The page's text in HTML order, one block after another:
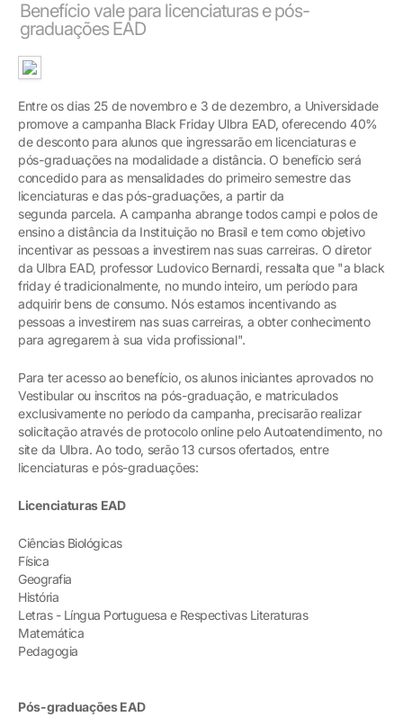
Benefício vale para licenciaturas e pós-
graduações EAD
Entre os dias 25 de novembro e 3 de dezembro, a Universidade
promove a campanha Black Friday Ulbra EAD, oferecendo 40%
de desconto para alunos que ingressarão em licenciaturas e
pós-graduações na modalidade a distância. O benefício será
concedido para as mensalidades do primeiro semestre das
licenciaturas e das pós-graduações, a partir da
segunda parcela. A campanha abrange todos campi e polos de
ensino a distância da Instituição no Brasil e tem como objetivo
incentivar as pessoas a investirem nas suas carreiras. O diretor
da Ulbra EAD, professor Ludovico Bernardi, ressalta que "a black
friday é tradicionalmente, no mundo inteiro, um período para
adquirir bens de consumo. Nós estamos incentivando as
pessoas a investirem nas suas carreiras, a obter conhecimento
para agregarem à sua vida profissional".
Para ter acesso ao benefício, os alunos iniciantes aprovados no
Vestibular ou inscritos na pós-graduação, e matriculados
exclusivamente no período da campanha, precisarão realizar
solicitação através de protocolo online pelo Autoatendimento, no
site da Ulbra. Ao todo, serão 13 cursos ofertados, entre
licenciaturas e pós-graduações:
Licenciaturas EAD
Ciências Biológicas
Física
Geografia
História
Letras - Língua Portuguesa e Respectivas Literaturas
Matemática
Pedagogia
Pós-graduações EAD